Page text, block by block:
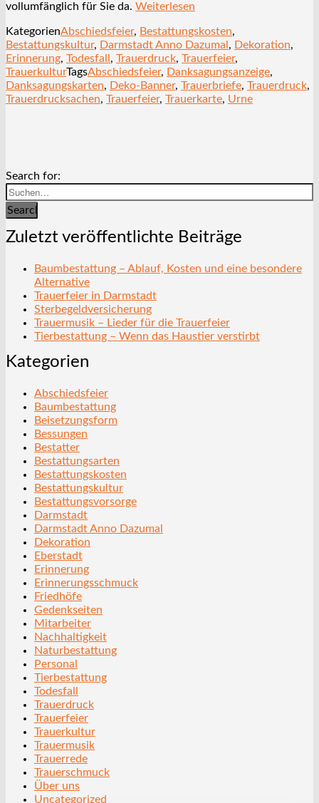
vollumfänglich für Sie da. Weiterlesen
KategorienAbschiedsfeier, Bestattungskosten,
Bestattungskultur, Darmstadt Anno Dazumal , Dekoration,
Erinnerung, Todesfall , Trauerdruck, Trauerfeier,
TrauerkulturTagsAbschiedsfeier, Danksagungsanzeige,
Danksagungskarten, Deko-Banner, Trauerbriefe, Trauerdruck,
Trauerdrucksachen, Trauerfeier, Trauerkarte, Urne
Search for:
Search
Zuletzt veröffentlichte Beiträge
Baumbestattung – Ablauf, Kosten und eine besondere
Alternative
Trauerfeier in Darmstadt
Sterbegeldversicherung
Trauermusik – Lieder für die Trauerfeier
Tierbestattung – Wenn das Haustier verstirbt
Kategorien
Abschiedsfeier
Baumbestattung
Beisetzungsform
Bessungen
Bestatter
Bestattungsarten
Bestattungskosten
Bestattungskultur
Bestattungsvorsorge
Darmstadt
Darmstadt Anno Dazumal
Dekoration
Eberstadt
Erinnerung
Erinnerungsschmuck
Friedhöfe
Gedenkseiten
Mitarbeiter
Nachhaltigkeit
Naturbestattung
Personal
Tierbestattung
Todesfall
Trauerdruck
Trauerfeier
Trauerkultur
Trauermusik
Trauerrede
Trauerschmuck
Über uns
Uncategorized